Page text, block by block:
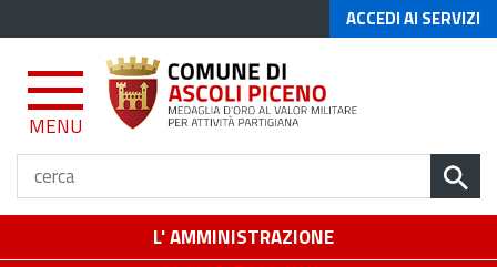
ACCEDI AI SERVIZI
MENU
L' AMMINISTRAZIONE